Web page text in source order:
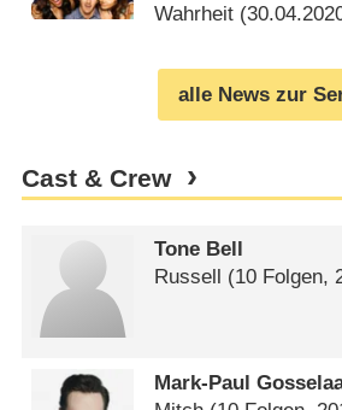
Wahrheit (
alle News zur
Cast & Crew
Tone Bell
Russell
(10 Folgen,
Mark-Paul